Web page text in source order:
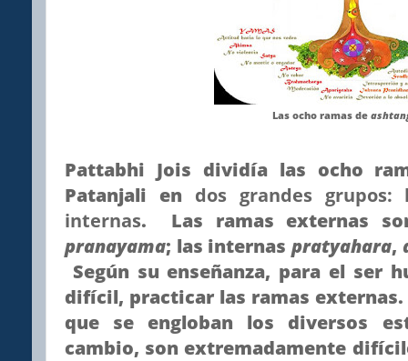
Las ocho ramas de
Pattabhi Jois dividía las ocho
Patanjali en dos grandes
internas. Las ramas externas
pranayama; las internaspratyahara,
Según su enseñanza, para el ser
difícil, practicar las ramas
que se engloban los diversos
cambio, son extremadamente